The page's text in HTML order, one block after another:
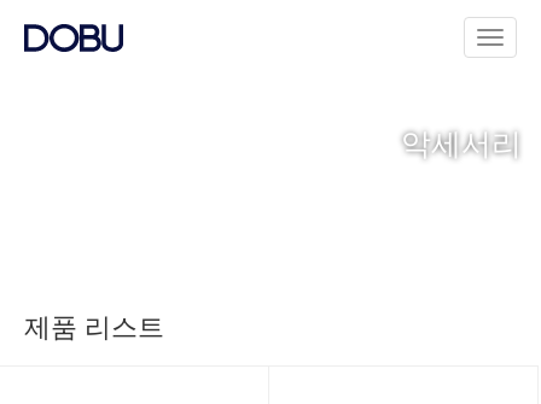
악세서리
제품 리스트